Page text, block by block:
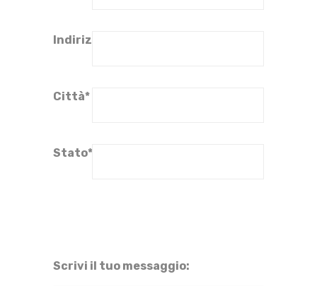
Indirizzo*
Città*
Stato*
Scrivi il tuo messaggio: